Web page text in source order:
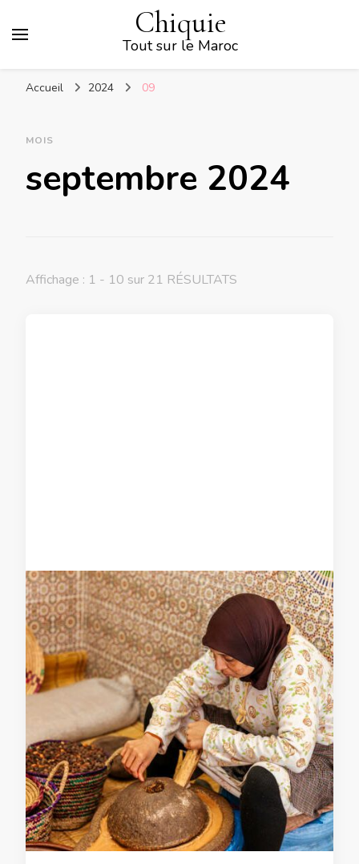
Chiquie
Tout sur le Maroc
Accueil 2024 09
MOIS
septembre 2024
Affichage : 1 - 10 sur 21 RÉSULTATS